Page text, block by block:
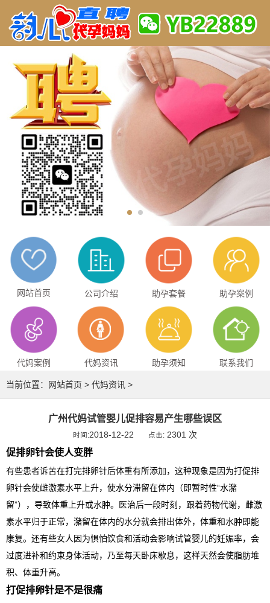
网站首页 公司介绍 助孕套餐 助孕案例
代妈案例 代妈资讯 助孕须知 联系我们
当前位置： 网站首页 > 代妈资讯 >
广州代妈试管婴儿促排容易产生哪些误区
时间:2018-12-22 点击: 2301 次
促排卵针会使人变胖
有些患者诉苦在打完排卵针后体重有所添加，这种现象是因为打促排
卵针会使雌激素水平上升，使水分滞留在体内（即暂时性“水潴
留”），导致体重上升或水肿。医治后一段时刻，跟着药物代谢，雌激
素水平归于正常，潴留在体内的水分就会排出体外，体重和水肿即能
康复。还有些女人因为惧怕饮食和活动会影响试管婴儿的妊娠率，会
过度进补和约束身体活动，乃至每天卧床歇息，这样天然会使脂肪堆
积、体重升高。
打促排卵针是不是很痛